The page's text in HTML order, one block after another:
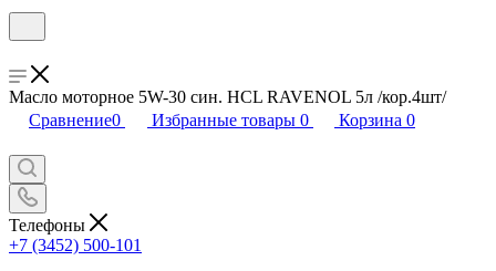
Масло моторное 5W-30 син. HCL RAVENOL 5л /кор.4шт/
Сравнение0 Избранные товары 0 Корзина 0
Телефоны
+7 (3452) 500-101